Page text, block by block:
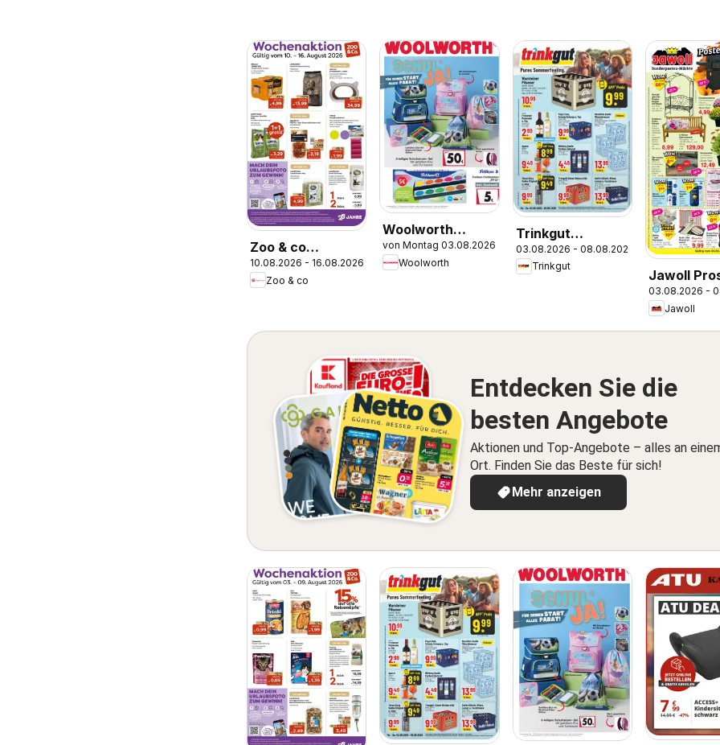
Zoo & co
Prospekt
10.08.2026 - 16.08.2026
Zoo & co
Woolworth
Prospekt zum
Schulstart
von Montag 03.08.2026
Woolworth
Trinkgut
Prospekt
03.08.2026 - 08.08.2026
Trinkgut
Jawoll
03.08.2026 -
Jawoll
Entdecken Sie die
besten Angebote
Aktionen und Top-Angebote – alles an
Ort. Finden Sie das Beste für sich!
Mehr anzeigen